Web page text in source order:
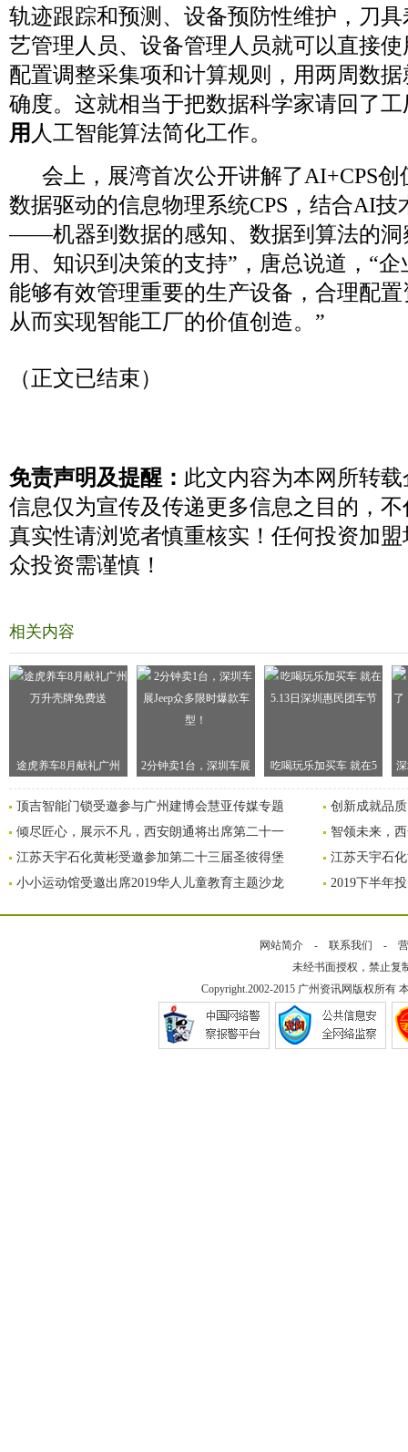
轨迹跟踪和预测、设备预防性维护，刀
艺管理人员、设备管理人员就可以直接
配置调整采集项和计算规则，用两周数
确度。这就相当于把数据科学家请回了工
用 人工智能算法简化工作。
会上，展湾首次公开讲解了AI+CPS创
数据驱动的信息物理系统CPS，结合AI技
——机器到数据的感知、数据到算法的洞
用、知识到决策的支持”，唐总说道，“
能够有效管理重要的生产设备，合理配
从而实现智能工厂的价值创造。”
（正文已结束）
免责声明及提醒： 此文内容为本网所转
信息仅为宣传及传递更多信息之目的，
真实性请浏览者慎重核实！任何投资加
众投资需谨慎！
相关内容
途虎养车8月献礼广州 2分钟卖1台，深圳车展 吃喝玩乐加买车 就在5
顶吉智能门锁受邀参与广州建博会慧亚传媒专题
创新成就品
倾尽匠心，展示不凡，西安朗通将出席第二十一
智领未来，
江苏天宇石化黄彬受邀参加第二十三届圣彼得堡
江苏天宇石
小小运动馆受邀出席2019华人儿童教育主题沙龙
2019下半年
网站简介 - 联系我们 -
未经书面授权，禁止复
Copyright.2002-2015 广州资讯网 版权所有